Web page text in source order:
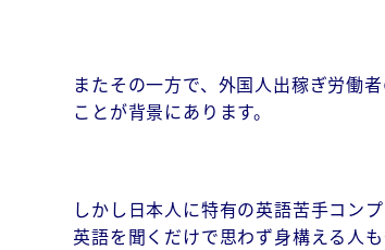
またその一方で、外国人出稼ぎ労働
ことが背景にあります。
しかし日本人に特有の英語苦手コン
英語を聞くだけで思わず身構える人も